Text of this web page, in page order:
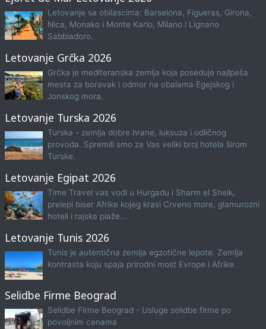
Letovanje sa obilascima: Barselona, Figueras, Girona,
Nica, Monako i Monte Karlo, Milano i Lignano
Sabbiadoro.
Letovanje Grčka 2026
Grčka je mediteranska zemlja koja poseduje najlpeša
mesta za boravak i odmor na obalama Egejskog i
Jonskog mora.
Letovanje Turska 2026
Turska - zemlja dobre hrane, luksuza i odličnog
provoda. Spremili smo za Vas veliki broj hotela širom
Turske.
Letovanje Egipat 2026
Time Travel vas vodi u Hurgadu i Sharm el Sheik,
prelepi biser Afrike kojeg krasi Crveno more, glamurozni
hoteli i rajske plaže...
Letovanje Tunis 2026
Tunis je autentična zemlja egzotične lepote. Zemlja
kontrasta koju spaja prirodni most Evrope i Afrike.
Selidbe Firme Beograd
Selidbe Firme Beograd - Usluge selidbe firme po
povoljnim cenama